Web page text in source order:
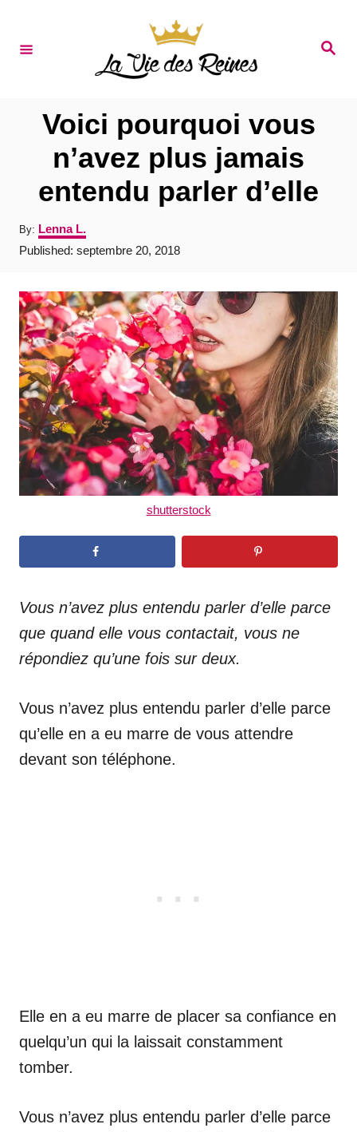
S
Voici pourquoi vous
n’avez plus jamais
entendu parler d’elle
By: A
u
t
o
r
Lenna L.
P
t
e
d
o
n
Published: septembre 20, 2018
shutterstock
Vous n’avez plus entendu parler d’elle parce
que quand elle vous contactait, vous ne
répondiez qu’une fois sur deux.
Vous n’avez plus entendu parler d’elle parce
qu’elle en a eu marre de vous attendre
devant son téléphone.
Elle en a eu marre de placer sa confiance en
quelqu’un qui la laissait constamment
tomber.
Vous n’avez plus entendu parler d’elle parce